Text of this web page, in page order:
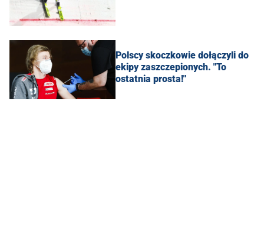
Polscy skoczkowie dołączyli do
ekipy zaszczepionych. "To
ostatnia prosta!"